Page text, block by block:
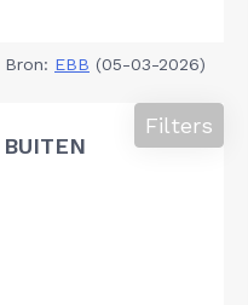
Bron: EBB (05-03-2026)
Filters